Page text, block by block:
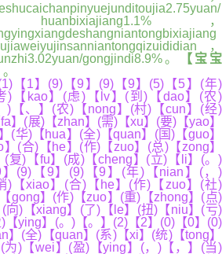
，
，
gongjindi8.9%。
【宝宝
。
】(9)【9】(9)【9】(5)【5】(年)
)【kao】(虑)【lv】(到)【dao】(农)
)【、】(农)【nong】(村)【cun】(经)
】(展)【zhan】(需)【xu】(要)【yao】
(华)【hua】(全)【quan】(国)【guo】
(合)【he】(作)【zuo】(总)【zong】
复)【fu】(成)【cheng】(立)【li】(。)
】(9)【9】(9)【9】(年)【nian】(，)
)【xiao】(合)【he】(作)【zuo】(社)
gong】(作)【zuo】(重)【zhong】(点)
(向)【xiang】(了)【le】(扭)【niu】(亏)
)【ying】(。)【。】(2)【2】(0)【0】(0)
】(全)【quan】(系)【xi】(统)【tong】
)【wei】(盈)【ying】(，)【，】(当)